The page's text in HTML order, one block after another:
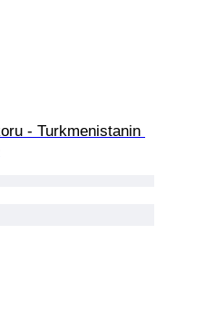
- Turkmenistanin